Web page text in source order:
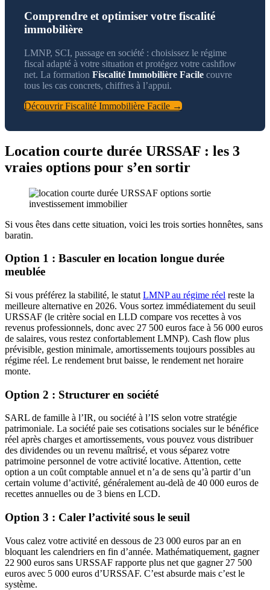
Comprendre et optimiser votre fiscalité
immobilière
LMNP, SCI, passage en société : choisissez le régime
fiscal adapté à votre situation et protégez votre cashflow
net. La formation Fiscalité Immobilière Facile couvre
tous les cas concrets, chiffres à l’appui.
Découvrir Fiscalité Immobilière Facile →
Location courte durée URSSAF : les 3
vraies options pour s’en sortir
Si vous êtes dans cette situation, voici les trois sorties honnêtes, sans
baratin.
Option 1 : Basculer en location longue durée
meublée
Si vous préférez la stabilité, le statut LMNP au régime réel reste la
meilleure alternative en 2026. Vous sortez immédiatement du seuil
URSSAF (le critère social en LLD compare vos recettes à vos
revenus professionnels, donc avec 27 500 euros face à 56 000 euros
de salaires, vous restez confortablement LMNP). Cash flow plus
prévisible, gestion minimale, amortissements toujours possibles au
régime réel. Le rendement brut baisse, le rendement net horaire
monte.
Option 2 : Structurer en société
SARL de famille à l’IR, ou société à l’IS selon votre stratégie
patrimoniale. La société paie ses cotisations sociales sur le bénéfice
réel après charges et amortissements, vous pouvez vous distribuer
des dividendes ou un revenu maîtrisé, et vous séparez votre
patrimoine personnel de votre activité locative. Attention, cette
option a un coût comptable annuel et n’a de sens qu’à partir d’un
certain volume d’activité, généralement au-delà de 40 000 euros de
recettes annuelles ou de 3 biens en LCD.
Option 3 : Caler l’activité sous le seuil
Vous calez votre activité en dessous de 23 000 euros par an en
bloquant les calendriers en fin d’année. Mathématiquement, gagner
22 900 euros sans URSSAF rapporte plus net que gagner 27 500
euros avec 5 000 euros d’URSSAF. C’est absurde mais c’est le
système.